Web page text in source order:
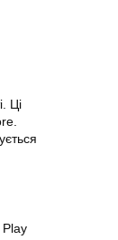
. Ці
Play